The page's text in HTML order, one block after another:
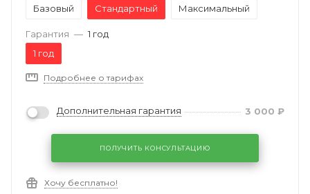
Базовый
Стандартный Максимальный
Гарантия — 1 год
1 год
Подробнее о тарифах
Дополнительная гарантия 3 000 ₽
ПОЛУЧИТЬ КОНСУЛЬТАЦИЮ
Хочу бесплатно!